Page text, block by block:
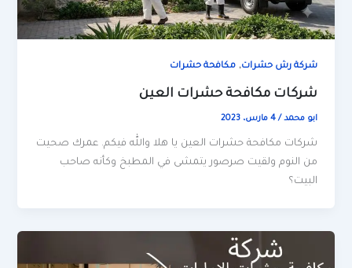
شركة رش حشرات,مكافحة حشرات
شركات مكافحة حشرات العين
ابو محمد/4 مارس، 2023
شركات مكافحة حشرات العين يا هلا والله فيكم. عمرك صحيت
من النوم ولقيت صرصور يتمشى في المطبخ وكأنه صاحب
البيت؟